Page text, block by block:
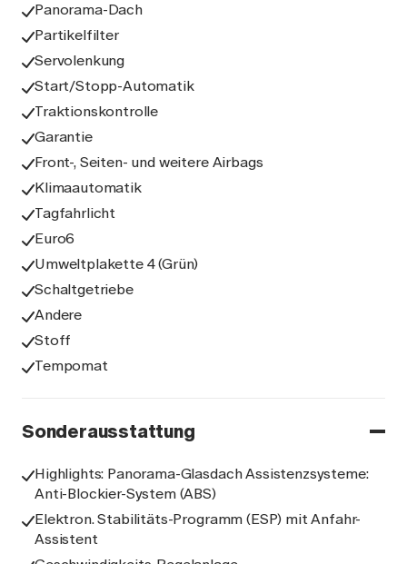
Panorama-Dach
Partikelfilter
Servolenkung
Start/Stopp-Automatik
Traktionskontrolle
Garantie
Front-, Seiten- und weitere Airbags
Klimaautomatik
Tagfahrlicht
Euro6
Umweltplakette 4 (Grün)
Schaltgetriebe
Andere
Stoff
Tempomat
Sonderausstattung
Highlights: Panorama-Glasdach Assistenzsysteme:
Anti-Blockier-System (ABS)
Elektron. Stabilitäts-Programm (ESP) mit Anfahr-
Assistent